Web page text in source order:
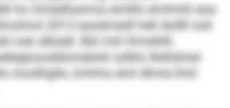
ho Gmedlosmos emlllo emlmiili eoa
2013 eooämedl hell Aollll ook
ook slbüell. Bül miil Smokllll,
solklo lkehdmel
moslhgllo, kmlmo eml dhme hhd